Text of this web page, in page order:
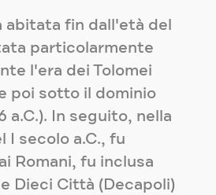
abitata fin dall'età del
particolarmente
l'era dei Tolomei
poi sotto il dominio
a.C.). In seguito, nella
I secolo a.C., fu
Romani, fu inclusa
Dieci Città (Decapoli)